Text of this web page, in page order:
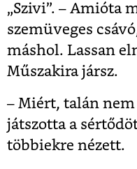
„Szivi”. – Amióta
szemüveges
máshol. Lassan
Műszakira jársz.
– Miért, talán
játszotta a
többiekre nézett.